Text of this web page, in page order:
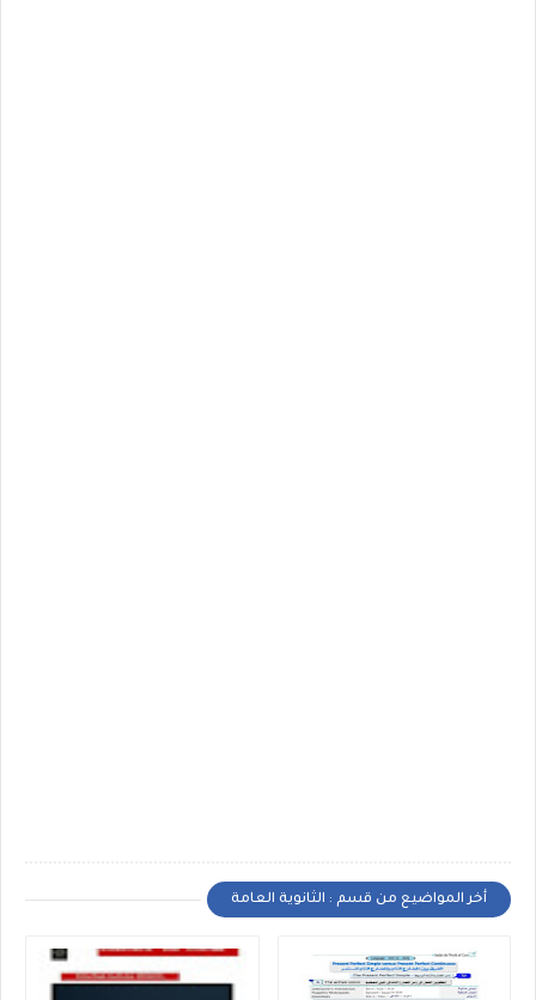
أخر المواضيع من قسم : الثانوية العامة